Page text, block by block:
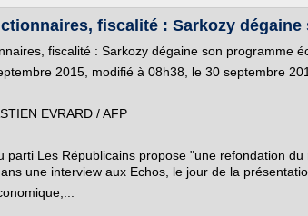
fiscalité : Sarkozy dégaine
fiscalité : Sarkozy dégaine son programme
2015, modifié à 08h38, le 30 septembre
EVRARD / AFP
parti Les Républicains propose "une refondation du
une interview aux Echos, le jour de la